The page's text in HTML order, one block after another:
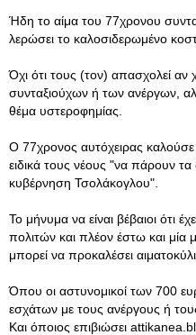
Ήδη το αίμα του 77χρονου
λερώσει το καλοσιδερωμένο
Όχι ότι τους (τον) απασχολεί
συνταξιούχων ή των ανέργων,
θέμα υστεροφημίας.
Ο 77χρονος αυτόχειρας καλούσε
ειδικά τους νέους "να πάρουν
κυβέρνηση Τσολάκογλου".
Το μήνυμα να είναι βέβαιοι ότι
πολιτών και πλέον έστω και
μπορεί να προκαλέσει
Όπου οι αστυνομικοί των 700
εσχάτων με τους ανέργους ή
Και όποιος επιβιώσει